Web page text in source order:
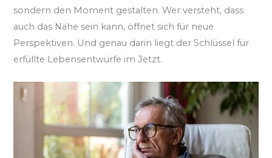
sondern den Moment gestalten. Wer versteht, dass
auch das Nähe sein kann, öffnet sich für neue
Perspektiven. Und genau darin liegt der Schlüssel für
erfüllte Lebensentwürfe im Jetzt.